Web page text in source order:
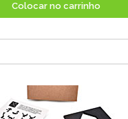
Colocar no carrinho